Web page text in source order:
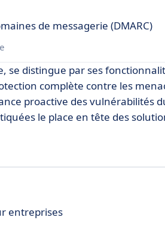
de messagerie (DMARC)
se distingue par ses
complète contre les
proactive des vulnérabilités
le place en tête des
entreprises